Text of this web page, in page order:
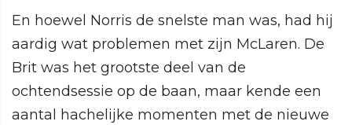
En hoewel Norris de snelste man was, had hij
aardig wat problemen met zijn McLaren. De
Brit was het grootste deel van de
ochtendsessie op de baan, maar kende een
aantal hachelijke momenten met de nieuwe